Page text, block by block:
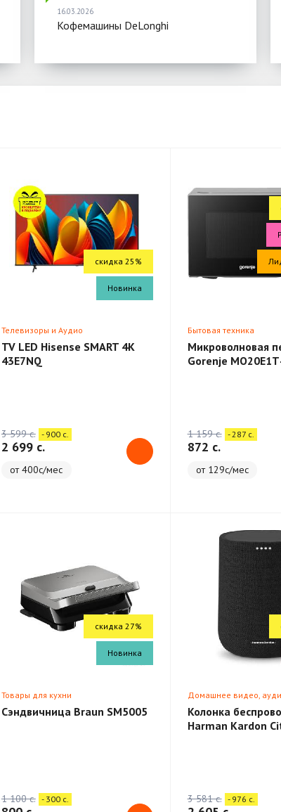
16.03.2026
Кофемашины DeLonghi
скидка 25%
Новинка
Телевизоры и Аудио
TV LED Hisense SMART 4K
43E7NQ
3 599 c. - 900 c.
2 699 c.
от 400с/мес
Бытовая техника
Микроволновая
Gorenje
1 159 c. - 287 c.
872 c.
от 129с/мес
скидка 27%
Новинка
Товары для кухни
Сэндвичница Braun SM5005
1 100 c. - 300 c.
Домашнее видео,
Колонка
Harman Kardon
3 581 c. - 976 c.